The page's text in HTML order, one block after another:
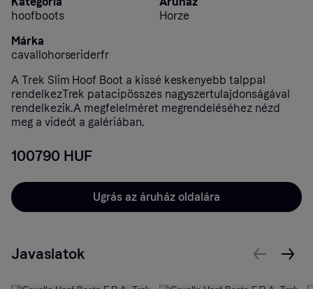
hoofboots
Horze
Márka
cavallohorseriderfr
A Trek Slim Hoof Boot a kissé keskenyebb talppal
rendelkezTrek patacipösszes nagyszertulajdonságával
rendelkezik.A megfelelméret megrendeléséhez nézd
meg a videót a galériában.
100790 HUF
Ugrás az áruház oldalára
Javaslatok